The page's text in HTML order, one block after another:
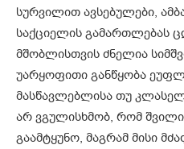
სურვილით ავსებულები,
საქციელის გამართლებას
მშობლისთვის ძნელია
უარყოფითი განწყობა
მასწავლებლისა თუ
არ ვგულისხმობ, რომ
გაამტყუნო, მაგრამ მისი